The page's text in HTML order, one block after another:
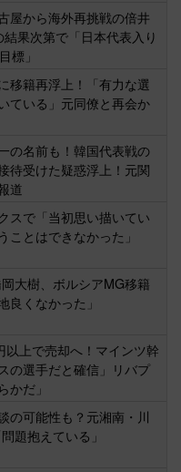
屋から海外再挑戦の倍井
果次第で「日本代表入り
標」
移籍再浮上！「有力な選
ている」元同僚と再会か
の名前も！韓国代表戦の
待受けた疑惑浮上！元関
道
スで「当初思い描いてい
ことはできなかった」
大樹、ボルシアMG移籍
良くなかった」
上で売却へ！マインツ幹
の選手だと確信」リバプ
かだ」
の可能性も？元湘南・川
題抱えている」